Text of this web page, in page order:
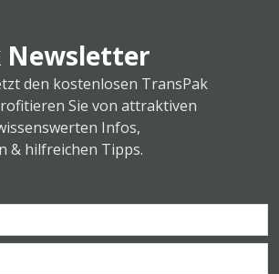
Newsletter
den kostenlosen TransPak
Sie von attraktiven
Infos,
& hilfreichen Tipps.